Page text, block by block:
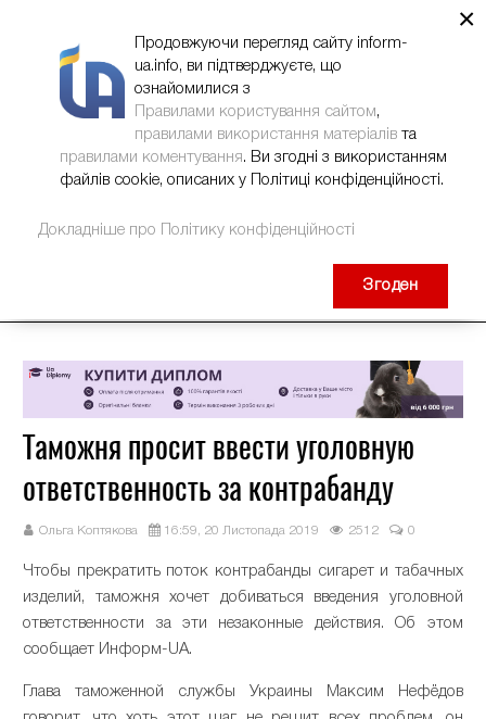
Таможня просит ввести уголовную
ответственность за контрабанду
Ольга Коптякова 16:59, 20 Листопада 2019 2512 0
Чтобы прекратить поток контрабанды сигарет и табачных
изделий, таможня хочет добиваться введения уголовной
ответственности за эти незаконные действия. Об этом
сообщает Информ-UA.
Глава таможенной службы Украины Максим Нефёдов
×
Продовжуючи перегляд сайту inform-
ua.info, ви підтверджуєте, що
ознайомилися з
Правилами користування сайтом,
правилами використання матеріалів та
правилами коментування. Ви згодні з використанням
файлів cookie, описаних у Політиці конфіденційності.
Докладніше про Політику конфіденційності
Згоден